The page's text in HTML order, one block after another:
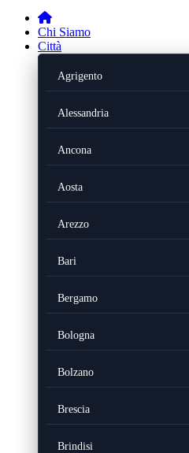
Chi Siamo
Città
Agrigento
Alessandria
Ancona
Aosta
Arezzo
Bari
Bergamo
Bologna
Bolzano
Brescia
Brindisi